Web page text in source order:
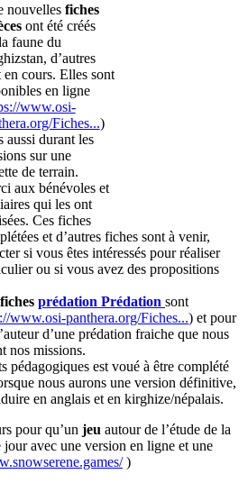
nouvelles fiches
ont été créés
faune du
d’autres
en cours. Elles sont
en ligne
www.osi-
Fiches...)
aussi durant les
sur une
de terrain.
aux bénévoles et
qui les ont
Ces fiches
et d’autres fiches sont à venir,
si vous êtes intéressés pour réaliser
ou si vous avez des propositions
fiches prédation Prédation sont
www.osi-panthera.org/Fiches...) et pour
d’une prédation fraiche que nous
nos missions.
pédagogiques est voué à être complété
nous aurons une version définitive,
en anglais et en kirghize/népalais.
pour qu’un jeu autour de l’étude de la
avec une version en ligne et une
)